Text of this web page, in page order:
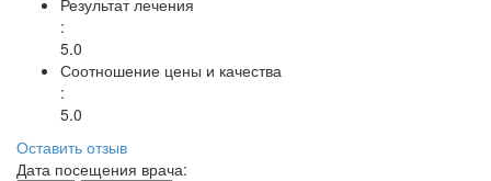
Результат лечения
:
5.0
Соотношение цены и качества
:
5.0
Оставить отзыв
Дата посещения врача: